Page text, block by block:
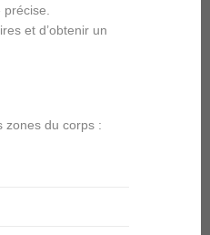
et d’obtenir un
zones du corps :